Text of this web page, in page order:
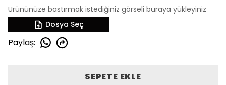
Ürününüze bastırmak istediğiniz görseli buraya yükleyiniz
Dosya Seç
Paylaş:
SEPETE EKLE